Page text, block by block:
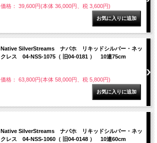
価格： 39,600円(本体 36,000円、税 3,600円)
Native SilverStreams ナバホ リキッドシルバー・ネッ
クレス 04-NSS-1075（ 旧04-0181 ） 10連75cm
価格： 63,800円(本体 58,000円、税 5,800円)
Native SilverStreams ナバホ リキッドシルバー・ネッ
クレス 04-NSS-1060（ 旧04-0148 ） 10連60cm